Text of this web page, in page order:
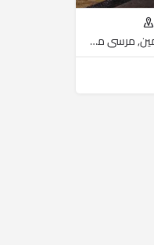
الموقع: العلمين, مرسى مطروح